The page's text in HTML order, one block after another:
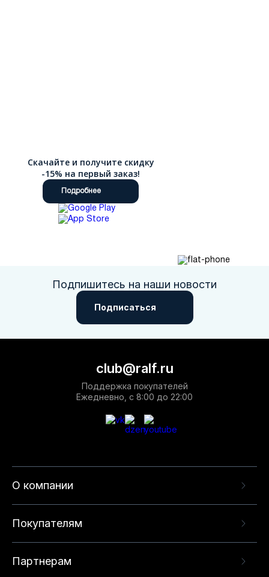
Скачайте и получите скидку
-15% на первый заказ!
Подробнее
Подпишитесь на наши новости
Подписаться
О компании
Покупателям
Партнерам
club@ralf.ru
Поддержка покупателей
Ежедневно, с 8:00 до 22:00